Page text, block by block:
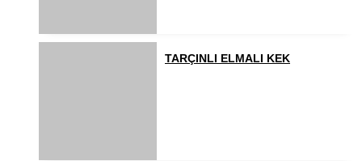
TARÇINLI ELMALI KEK